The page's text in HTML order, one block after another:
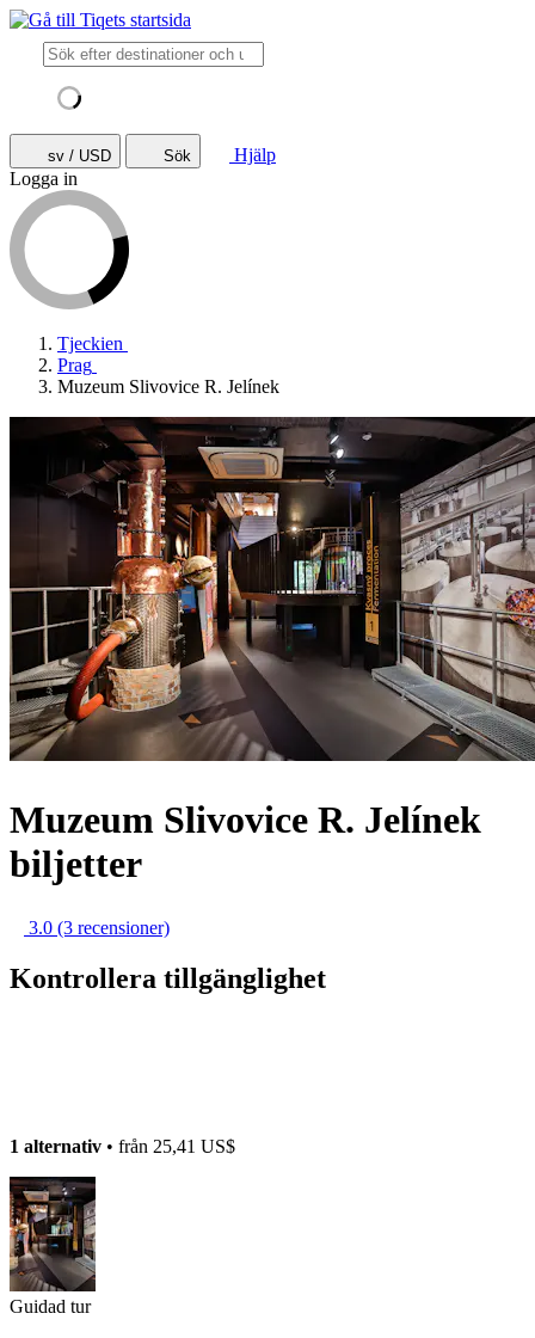
sv / USD Sök
Hjälp
Logga in
Tjeckien
Prag
Muzeum Slivovice R. Jelínek
Muzeum Slivovice R. Jelínek
biljetter
3.0 (3 recensioner)
Kontrollera tillgänglighet
1 alternativ • från 25,41 US$
Guidad tur